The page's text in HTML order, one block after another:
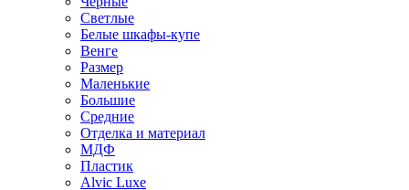
Светлые
Белые шкафы-купе
Венге
Размер
Маленькие
Большие
Средние
Отделка и материал
МДФ
Пластик
Alvic Luxe